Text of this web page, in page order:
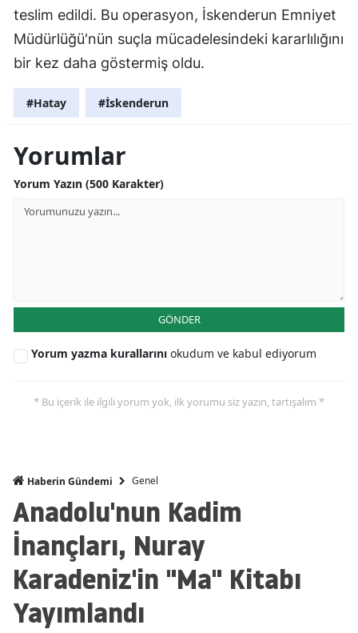
teslim edildi. Bu operasyon, İskenderun Emniyet
Müdürlüğü'nün suçla mücadelesindeki kararlılığını
bir kez daha göstermiş oldu.
#Hatay #İskenderun
Yorumlar
Yorum Yazın (500 Karakter)
GÖNDER
Yorum yazma kurallarını okudum ve kabul ediyorum
* Bu içerik ile ilgili yorum yok, ilk yorumu siz yazın, tartışalım *
Haberin Gündemi Genel
Anadolu'nun Kadim
İnançları, Nuray
Karadeniz'in "Ma" Kitabı
Yayımlandı